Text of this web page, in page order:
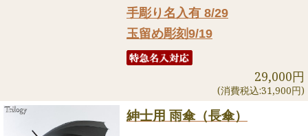
手彫り名入有 8/29
玉留め彫刻9/19
29,000円
(消費税込:31,900円)
紳士用 雨傘（長傘）